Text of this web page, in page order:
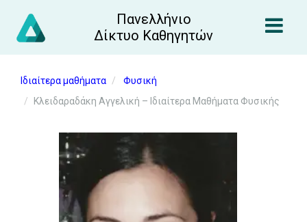
Πανελλήνιο
Δίκτυο Καθηγητών
Ιδιαίτερα μαθήματα
Φυσική
Κλειδαραδάκη Αγγελική – Ιδιαίτερα Μαθήματα Φυσικής